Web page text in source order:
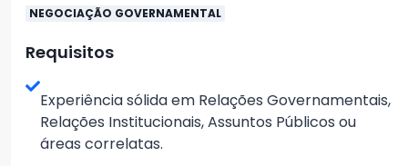
NEGOCIAÇÃO GOVERNAMENTAL
Requisitos
Experiência sólida em Relações Governamentais,
Relações Institucionais, Assuntos Públicos ou
áreas correlatas.